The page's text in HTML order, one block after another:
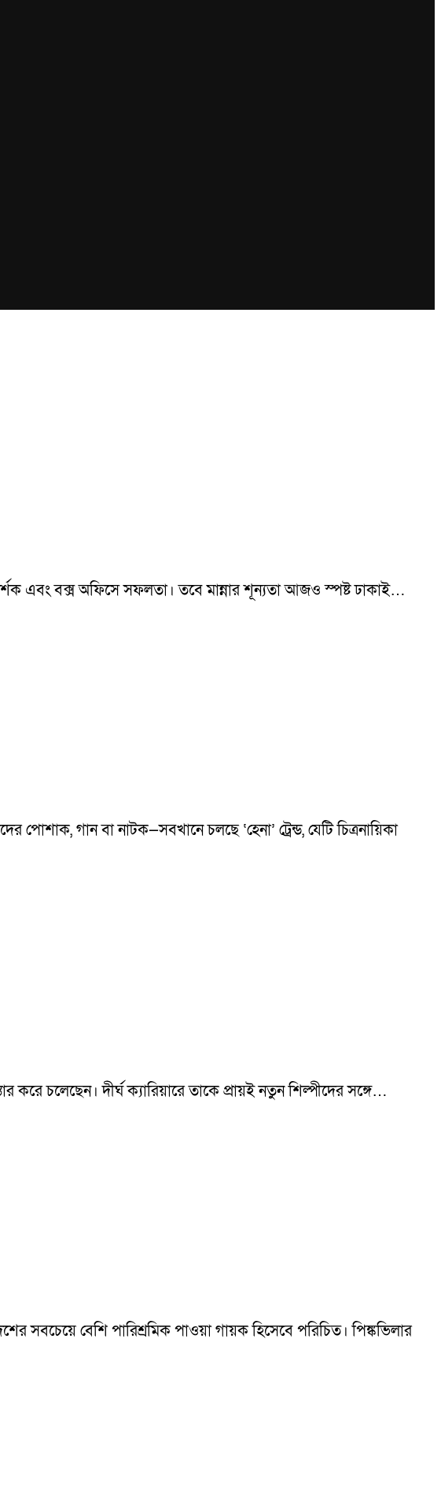
এবং বক্স অফিসে সফলতা। তবে মান্নার শূন্যতা আজও স্পষ্ট ঢাকাই…
পোশাক, গান বা নাটক—সবখানে চলছে ‘হেনা’ ট্রেন্ড, যেটি চিত্রনায়িকা
চলেছেন। দীর্ঘ ক্যারিয়ারে তাকে প্রায়ই নতুন শিল্পীদের সঙ্গে…
সবচেয়ে বেশি পারিশ্রমিক পাওয়া গায়ক হিসেবে পরিচিত। পিঙ্কভিলার